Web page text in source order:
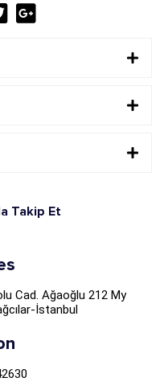
Takip Et
Cad. Ağaoğlu 212 My
İstanbul